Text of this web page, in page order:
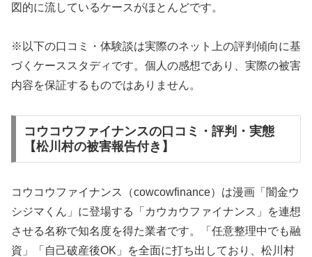
図的に流しているケースがほとんどです。
※以下の口コミ・体験談は実際のネット上の評判傾向に基
づくケーススタディです。個人の感想であり、実際の被害
内容を保証するものではありません。
コウコウファイナンスの口コミ・評判・実態
【松川村の被害報告付き】
コウコウファイナンス（cowcowfinance）は漫画「闇金ウ
シジマくん」に登場する「カウカウファイナンス」を連想
させる名称で知名度を得た業者です。「任意整理中でも融
資」「自己破産後OK」を全面に打ち出しており、松川村